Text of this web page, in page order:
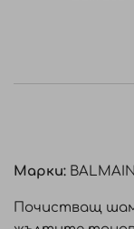
Марки: BALMAIN
Почистващ